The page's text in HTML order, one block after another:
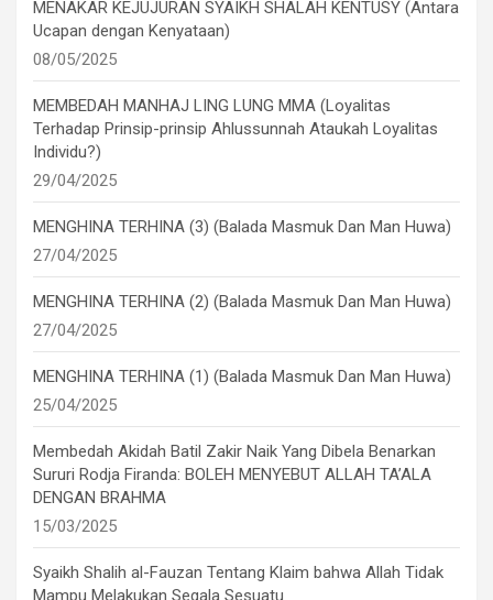
MENAKAR KEJUJURAN SYAIKH SHALAH KENTUSY (Antara
Ucapan dengan Kenyataan)
08/05/2025
MEMBEDAH MANHAJ LING LUNG MMA (Loyalitas
Terhadap Prinsip-prinsip Ahlussunnah Ataukah Loyalitas
Individu?)
29/04/2025
MENGHINA TERHINA (3) (Balada Masmuk Dan Man Huwa)
27/04/2025
MENGHINA TERHINA (2) (Balada Masmuk Dan Man Huwa)
27/04/2025
MENGHINA TERHINA (1) (Balada Masmuk Dan Man Huwa)
25/04/2025
Membedah Akidah Batil Zakir Naik Yang Dibela Benarkan
Sururi Rodja Firanda: BOLEH MENYEBUT ALLAH TA’ALA
DENGAN BRAHMA
15/03/2025
Syaikh Shalih al-Fauzan Tentang Klaim bahwa Allah Tidak
Mampu Melakukan Segala Sesuatu